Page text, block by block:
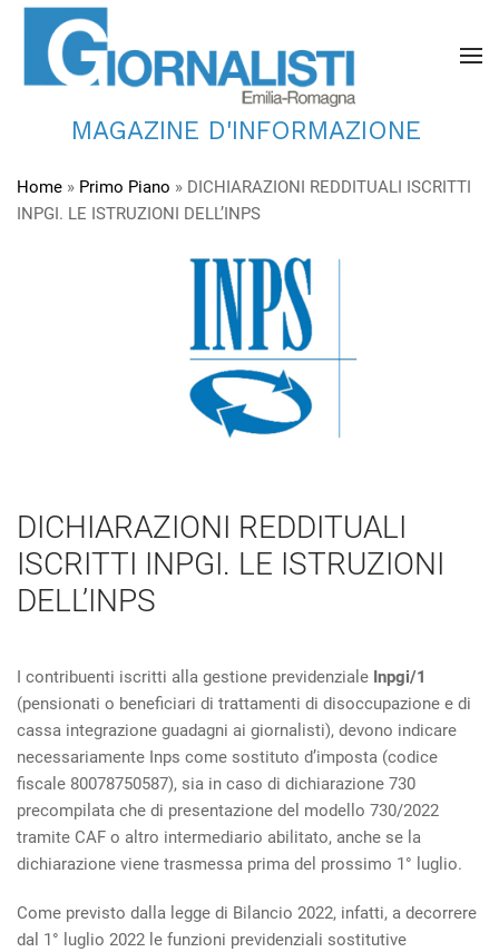
MAGAZINE D'INFORMAZIONE
Home » Primo Piano » DICHIARAZIONI REDDITUALI ISCRITTI
INPGI. LE ISTRUZIONI DELL’INPS
DICHIARAZIONI REDDITUALI
ISCRITTI INPGI. LE ISTRUZIONI
DELL’INPS
I contribuenti iscritti alla gestione previdenziale Inpgi/1
(pensionati o beneficiari di trattamenti di disoccupazione e di
cassa integrazione guadagni ai giornalisti), devono indicare
necessariamente Inps come sostituto d’imposta (codice
fiscale 80078750587), sia in caso di dichiarazione 730
precompilata che di presentazione del modello 730/2022
tramite CAF o altro intermediario abilitato, anche se la
dichiarazione viene trasmessa prima del prossimo 1° luglio.
Come previsto dalla legge di Bilancio 2022, infatti, a decorrere
dal 1° luglio 2022 le funzioni previdenziali sostitutive